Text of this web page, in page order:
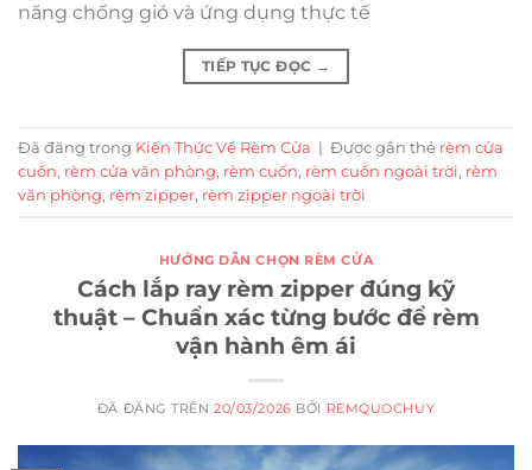
năng chống gió và ứng dụng thực tế
TIẾP TỤC ĐỌC →
Đã đăng trong Kiến Thức Về Rèm Cửa | Được gắn thẻ rèm cửa
cuốn, rèm cửa văn phòng, rèm cuốn, rèm cuốn ngoài trời, rèm
văn phòng, rèm zipper, rèm zipper ngoài trời
HƯỚNG DẪN CHỌN RÈM CỬA
Cách lắp ray rèm zipper đúng kỹ
thuật – Chuẩn xác từng bước để rèm
vận hành êm ái
ĐÃ ĐĂNG TRÊN20/03/2026 BỞI REMQUOCHUY